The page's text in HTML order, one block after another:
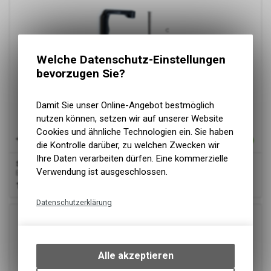
Stromer Batterie Halter für alle Stromer BQ Batterien
Battery handle all BQ
14.00
Welche Datenschutz-Einstellungen
bevorzugen Sie?
Damit Sie unser Online-Angebot bestmöglich
nutzen können, setzen wir auf unserer Website
Cookies und ähnliche Technologien ein. Sie haben
die Kontrolle darüber, zu welchen Zwecken wir
Ihre Daten verarbeiten dürfen. Eine kommerzielle
Verwendung ist ausgeschlossen.
Datenschutzerklärung
bestimmte Interaktionen und
Einstellungen auf Ihrem Gerät,
Alle akzeptieren